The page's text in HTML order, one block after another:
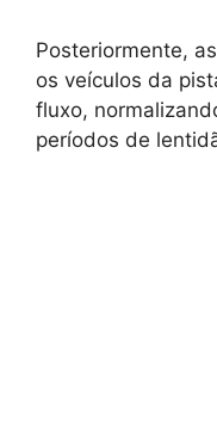
Posteriormente,
os veículos da
fluxo,
períodos de